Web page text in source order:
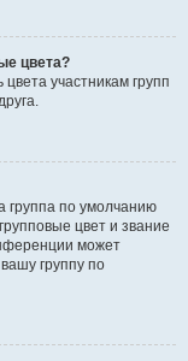
цвета?
участникам групп
группа по умолчанию
цвет и звание
может
группу по